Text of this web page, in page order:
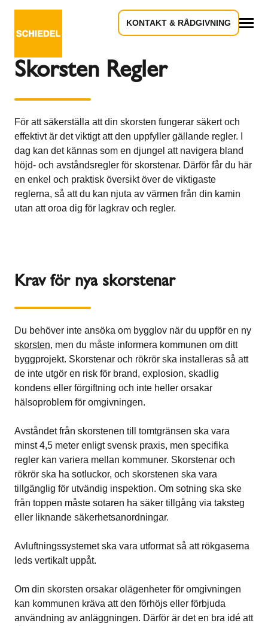
KONTAKT & RÅDGIVNING
Skorsten Regler
För att säkerställa att din skorsten fungerar säkert och
effektivt är det viktigt att den uppfyller gällande regler. I
dag kan det kännas som en djungel att navigera bland
höjd- och avståndsregler för skorstenar. Därför får du här
en enkel och praktisk översikt över de viktigaste
reglerna, så att du kan njuta av värmen från din kamin
utan att oroa dig för lagkrav och regler.
Krav för nya skorstenar
Du behöver inte ansöka om bygglov när du uppför en ny
skorsten, men du måste informera kommunen om ditt
byggprojekt. Skorstenar och rökrör ska installeras så att
de inte utgör en risk för brand, explosion, skadlig
kondens eller förgiftning och inte heller orsakar
hälsoproblem för omgivningen.
Avståndet från skorstenen till tomtgränsen ska vara
minst 4,5 meter enligt svensk praxis, men specifika
regler kan variera mellan kommuner. Skorstenar och
rökrör ska ha sotluckor, och skorstenen ska vara
tillgänglig för utvändig inspektion. Om sotning ska ske
från toppen måste sotaren ha säker tillgång via taksteg
eller liknande säkerhetsanordningar.
Avluftningssystemet ska vara utformat så att rökgaserna
leds vertikalt uppåt.
Om din skorsten orsakar olägenheter för omgivningen
kan kommunen kräva att den förhöjs eller förbjuda
användning av anläggningen. Därför är det en bra idé att